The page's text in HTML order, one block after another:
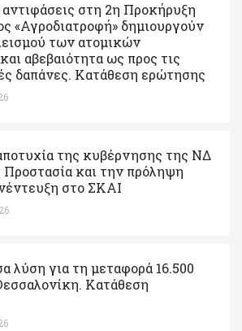
στη 2η Προκήρυξη
«Αγροδιατροφή» δημιουργούν
των ατομικών
αβεβαιότητα ως προς τις
δαπάνες. Κατάθεση ερώτησης
της κυβέρνησης της ΝΔ
Προστασία και την πρόληψη
στο ΣΚΑΙ
λύση για τη μεταφορά 16.500
Κατάθεση